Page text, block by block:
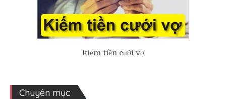
kiếm tiền cưới vợ
Chuyên mục